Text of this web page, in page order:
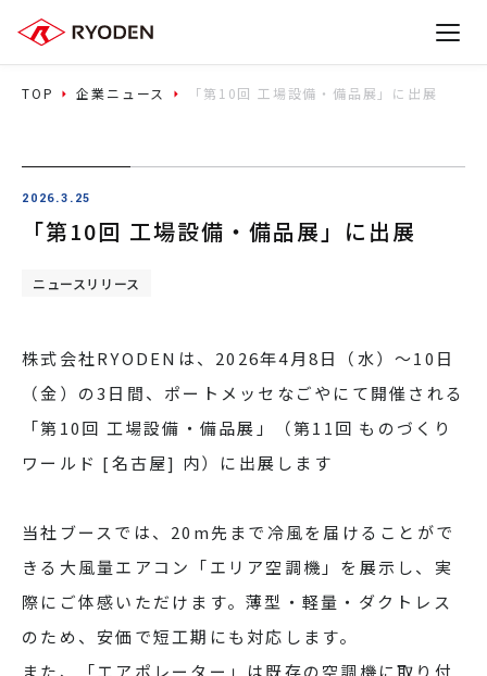
TOP 企業ニュース 「第10回 工場設備・備品展」に出展
2026.3.25
「第10回 工場設備・備品展」に出展
ニュースリリース
株式会社RYODENは、2026年4月8日（水）～10日
（金）の3日間、ポートメッセなごやにて開催される
「第10回 工場設備・備品展」（第11回 ものづくり
ワールド [名古屋] 内）に出展します
当社ブースでは、20m先まで冷風を届けることがで
きる大風量エアコン「エリア空調機」を展示し、実
際にご体感いただけます。薄型・軽量・ダクトレス
のため、安価で短工期にも対応します。
また、「エアポレーター」は既存の空調機に取り付